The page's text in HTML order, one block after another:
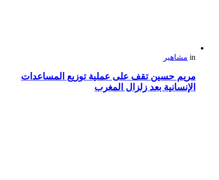
in مشاهير
مريم حسين تقف على عملية توزيع المساعدات
الإنسانية بعد زلزال المغرب